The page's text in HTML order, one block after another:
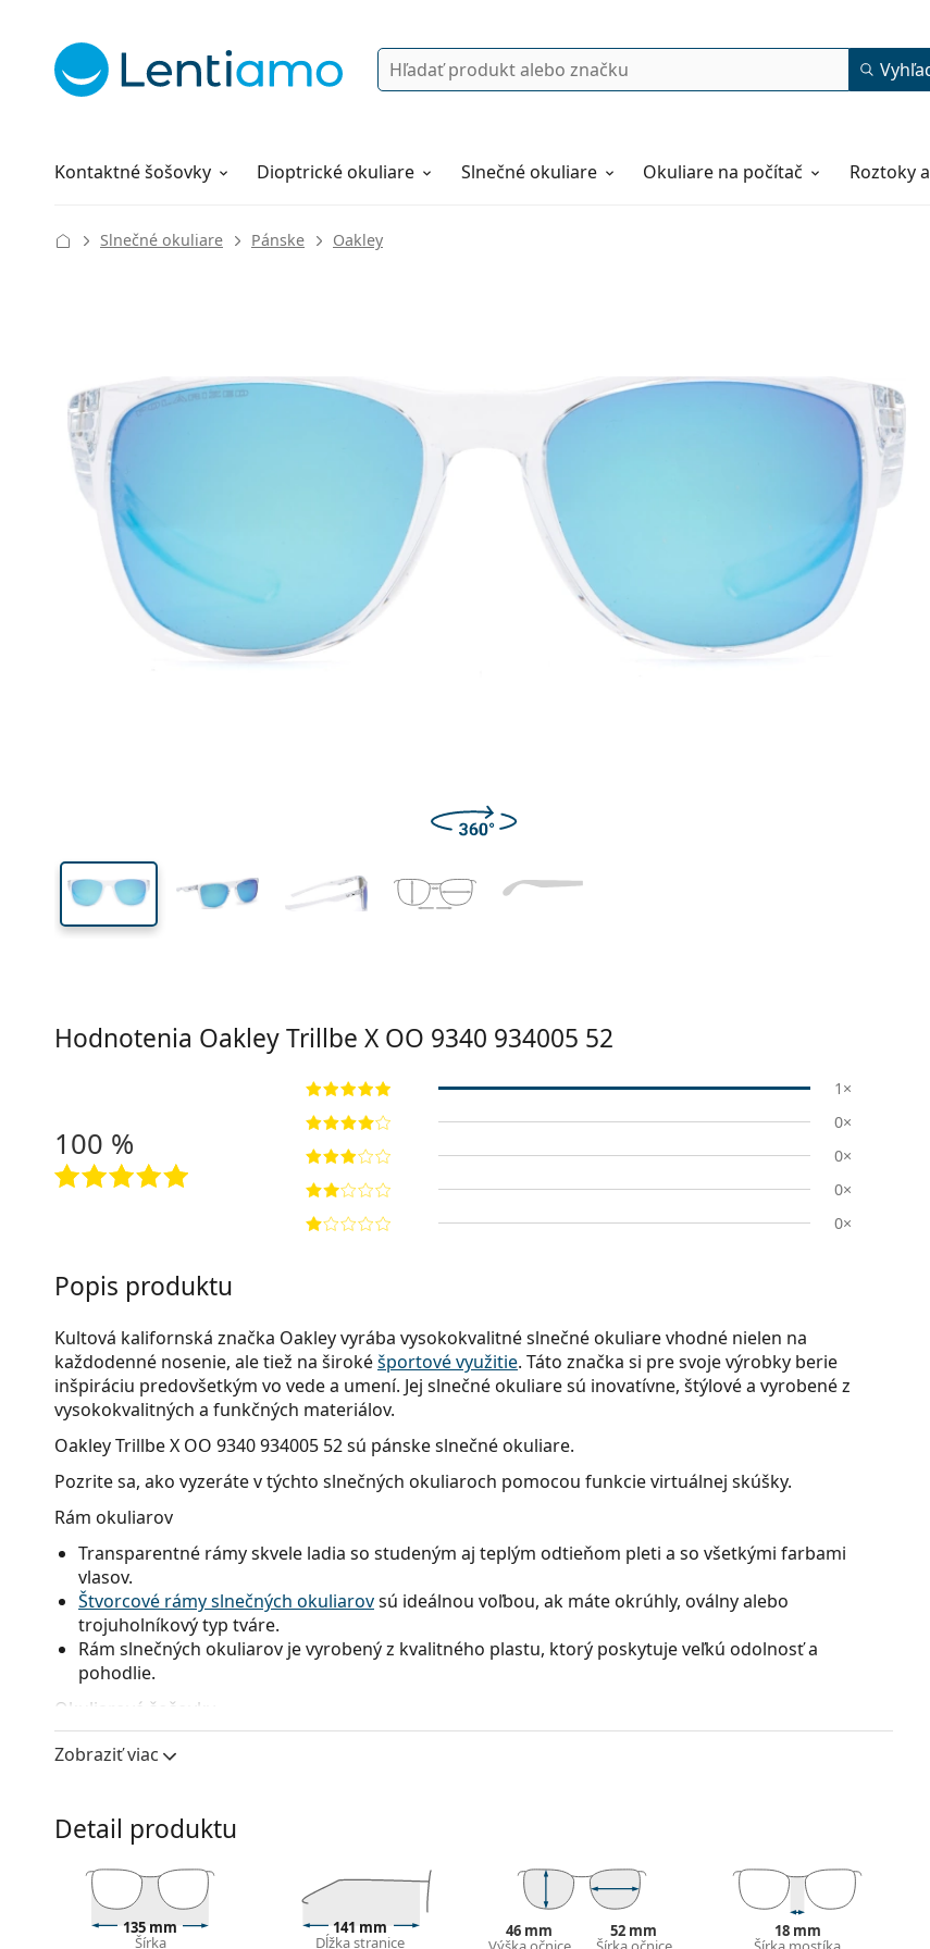
Vyhľadávanie
Kontaktné šošovky
Roztoky Dioptrické okuliare Slnečné okuliare Okuliare na počítač Roztoky
Všetko o nákupe
Slnečné okuliare Pánske Oakley
46 mm
Výška očnice
52 mm
Šírka očnice
Šírka
mostíka
Hodnotenia Oakley Trillbe X OO 9340 934005 52
100 %
1×
0×
0×
0×
0×
Popis produktu
Kultová kalifornská značka Oakley vyrába vysokokvalitné slnečné okuliare vhodné nielen na
každodenné nosenie, ale tiež na širokéšportové využitie. Táto značka si pre svoje výrobky berie
inšpiráciu predovšetkým vo vede a umení. Jej slnečné okuliare sú inovatívne, štýlové a vyrobené z
vysokokvalitných a funkčných materiálov.
Oakley Trillbe X OO 9340 934005 52sú pánske slnečné okuliare.
Pozrite sa, ako vyzeráte v týchto slnečných okuliaroch pomocou funkcie virtuálnej skúšky.
Rám okuliarov
Transparentné rámy skvele ladia so studeným aj teplým odtieňom pleti a so všetkými farbami
vlasov.
Štvorcové rámy slnečných okuliarovsú ideálnou voľbou, ak máte okrúhly, oválny alebo
trojuholníkový typ tváre.
Rám slnečných okuliarov je vyrobený z kvalitného plastu, ktorý poskytuje veľkú odolnosť a
pohodlie.
Okuliarové šošovky
Modré sklá okuliarov mierne zvyšujú kontrast a minimalizujú svetelné odrazy. Ocenia ich tiež
tenisti, lebo zdôrazňujú kontrast žltej tenisovej loptičky a bieleho pozadia.
výhodami sú nízka hmotnosť a odolnosť proti prasknutiu.
Inovatívna technológia skiel
presnosť videnia. HDO eliminuje zväčšenie a skreslenie obrazu a umožňuje tak vidieť objekty
presne tak, ako vyzerajú a tam, kde sa skutočne nachádzajú. Patentované riešenia v technológii
HDO dosahujú znamenité výsledky v testoch American National Standards Institute a ponúkajú
jedinečný vizuálny obraz aj ochranu.
Zobraziť viac
Detail produktu
135 mm
Šírka
141 mm
Dĺžka stranice
46 mm 52 mm 18 mm